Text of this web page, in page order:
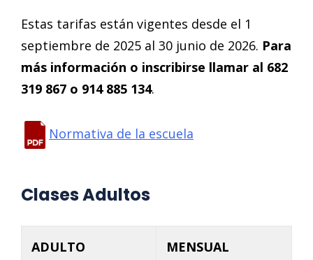
Estas tarifas están vigentes desde el 1
septiembre de 2025 al 30 junio de 2026. Para
más información o inscribirse llamar al 682
319 867 o 914 885 134.
Normativa de la escuela
Clases Adultos
ADULTO MENSUAL